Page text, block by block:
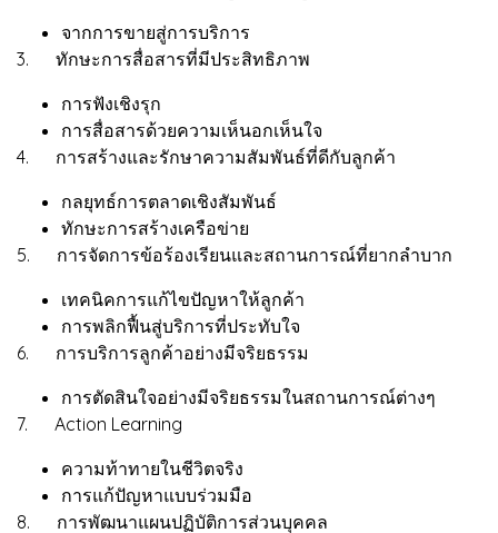
จากการขายสู่การบริการ
3. ทักษะการสื่อสารที่มีประสิทธิภาพ
การฟังเชิงรุก
การสื่อสารด้วยความเห็นอกเห็นใจ
4. การสร้างและรักษาความสัมพันธ์ที่ดีกับลูกค้า
กลยุทธ์การตลาดเชิงสัมพันธ์
ทักษะการสร้างเครือข่าย
5. การจัดการข้อร้องเรียนและสถานการณ์ที่ยากลำบาก
เทคนิคการแก้ไขปัญหาให้ลูกค้า
การพลิกฟื้นสู่บริการที่ประทับใจ
6. การบริการลูกค้าอย่างมีจริยธรรม
การตัดสินใจอย่างมีจริยธรรมในสถานการณ์ต่างๆ
7. Action Learning
ความท้าทายในชีวิตจริง
การแก้ปัญหาแบบร่วมมือ
8. การพัฒนาแผนปฏิบัติการส่วนบุคคล